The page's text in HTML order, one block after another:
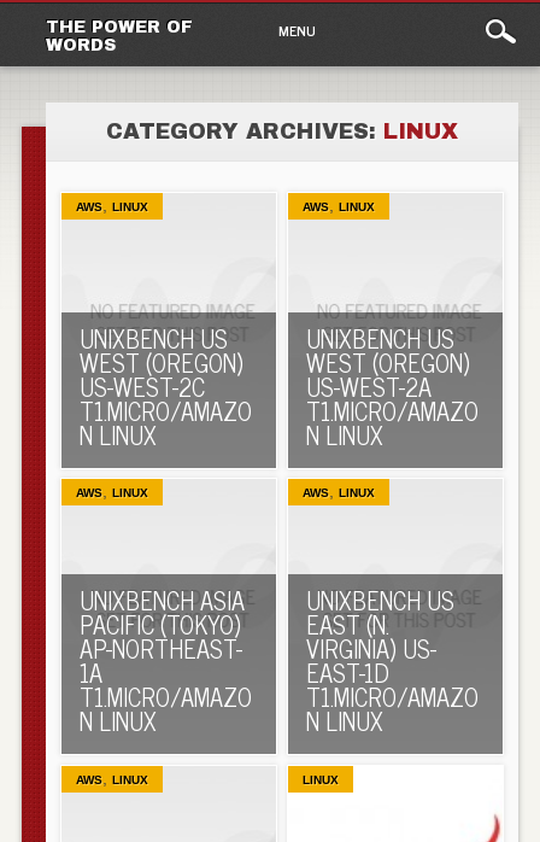
THE POWER OF
WORDS
Main
menu
MENU
CATEGORY ARCHIVES: LINUX
AWS, LINUX
UNIXBENCH US
WEST (OREGON)
US-WEST-2C
T1.MICRO/AMAZO
N LINUX
AWS, LINUX
UNIXBENCH US
WEST (OREGON)
US-WEST-2A
T1.MICRO/AMAZO
N LINUX
AWS, LINUX
UNIXBENCH ASIA
PACIFIC (TOKYO)
AP-NORTHEAST-
1A
T1.MICRO/AMAZO
N LINUX
AWS, LINUX
UNIXBENCH US
EAST (N.
VIRGINIA) US-
EAST-1D
T1.MICRO/AMAZO
N LINUX
AWS, LINUX LINUX